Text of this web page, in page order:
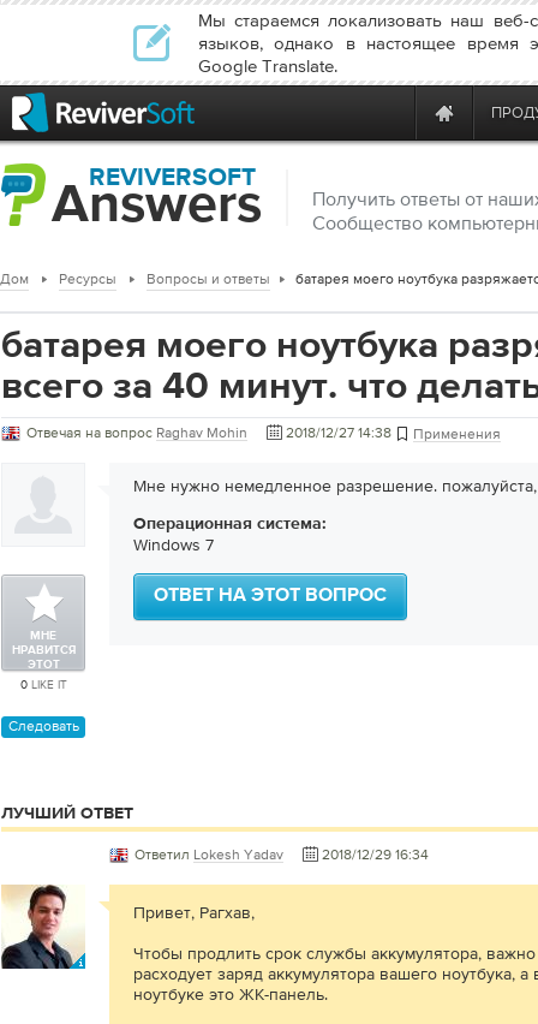
Мы стараемся локализовать наш веб-
языков, однако в настоящее время
Google Translate.
REVIVERSOFT
Answers
Получить ответы от
Сообщество
Дом Ресурсы Вопросы и ответы
батарея моего ноутбука
всего за 40 минут. что
Отвечая на вопрос Raghav Mohin 2018/12/27 14:38 Применения
МНЕ
НРАВИТСЯ
ЭТОТ
ВОПРОС
0LIKE IT
Следовать
Мне нужно немедленное разрешение.
Операционная система:
Windows 7
ОТВЕТ НА ЭТОТ ВОПРОС
ЛУЧШИЙ ОТВЕТ
Ответил Lokesh Yadav 2018/12/29 16:34
Привет, Рагхав,
Чтобы продлить срок службы аккумулятора, важно
расходует заряд аккумулятора вашего ноутбука,
ноутбуке это ЖК-панель.